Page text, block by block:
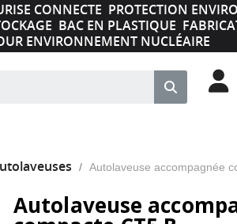
CONNECTE PROTECTION
BAC EN PLASTIQUE
ENVIRONNEMENT NUCLÉAIRE
Autolaveuse accompagnée
Autolaveuse